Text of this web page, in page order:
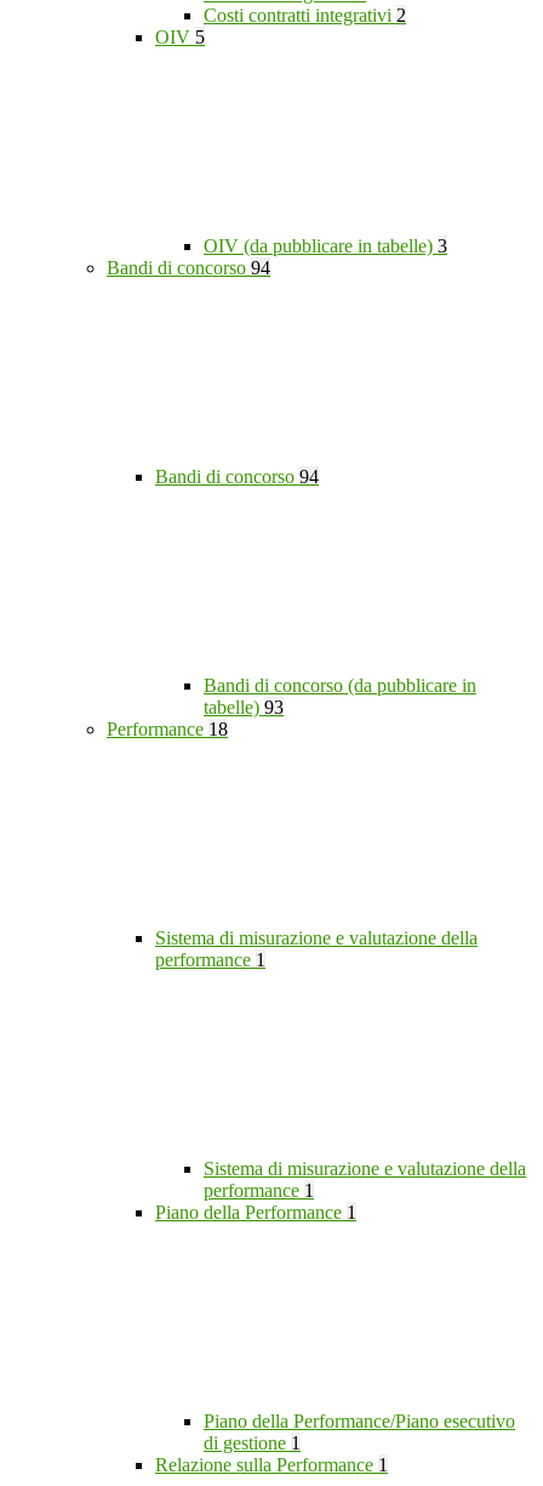
Costi contratti integrativi 2
OIV 5
OIV (da pubblicare in tabelle) 3
Bandi di concorso 94
Bandi di concorso 94
Bandi di concorso (da pubblicare in
tabelle) 93
Performance 18
Sistema di misurazione e valutazione della
performance 1
Sistema di misurazione e valutazione della
performance 1
Piano della Performance 1
Piano della Performance/Piano esecutivo
di gestione 1
Relazione sulla Performance 1